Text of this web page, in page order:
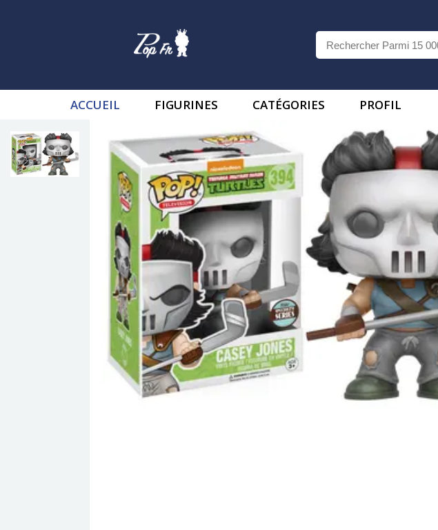
ACCUEIL FIGURINES CATÉGORIES PROFIL